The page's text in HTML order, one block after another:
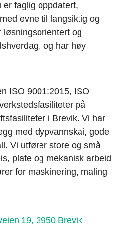
er faglig oppdatert,
evne til langsiktig og
løsningsorientert og
og har høy
ISO 9001:2015, ISO
på
i Brevik. Vi har
med dypvannskai, gode
Vi utfører store og små
plate og mekanisk arbeid
for maskinering, maling
19, 3950 Brevik